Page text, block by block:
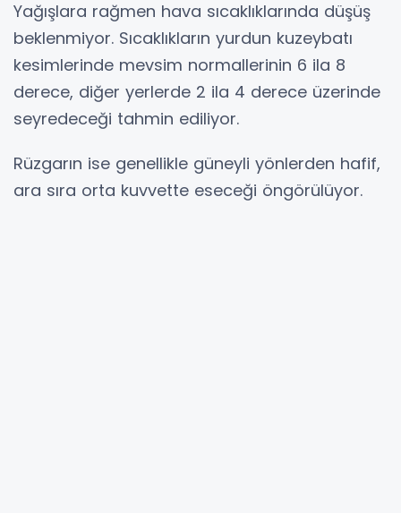
Yağışlara rağmen hava sıcaklıklarında düşüş
beklenmiyor. Sıcaklıkların yurdun kuzeybatı
kesimlerinde mevsim normallerinin 6 ila 8
derece, diğer yerlerde 2 ila 4 derece üzerinde
seyredeceği tahmin ediliyor.
Rüzgarın ise genellikle güneyli yönlerden hafif,
ara sıra orta kuvvette eseceği öngörülüyor.